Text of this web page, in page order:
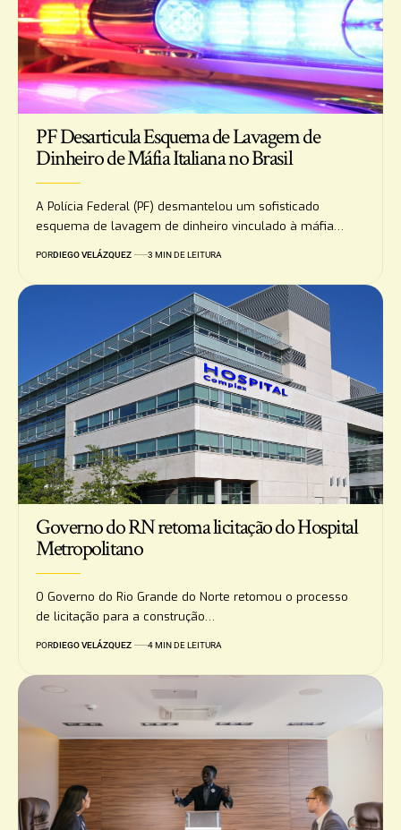
PF Desarticula Esquema de Lavagem de
Dinheiro de Máfia Italiana no Brasil
A Polícia Federal (PF) desmantelou um sofisticado
esquema de lavagem de dinheiro vinculado à máfia…
PORDIEGO VELÁZQUEZ 3 MIN DE LEITURA
Governo do RN retoma licitação do Hospital
Metropolitano
O Governo do Rio Grande do Norte retomou o processo
de licitação para a construção…
PORDIEGO VELÁZQUEZ 4 MIN DE LEITURA